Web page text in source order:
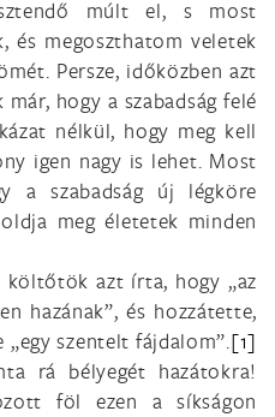
múlt el, s most
és megoszthatom veletek
Persze, időközben azt
hogy a szabadság felé
nélkül, hogy meg kell
igen nagy is lehet. Most
a szabadság új légköre
meg életetek minden
költőtök azt írta, hogy „az
hazának”, és hozzátette,
szentelt fájdalom”.[1]
rá bélyegét hazátokra!
föl ezen a síkságon